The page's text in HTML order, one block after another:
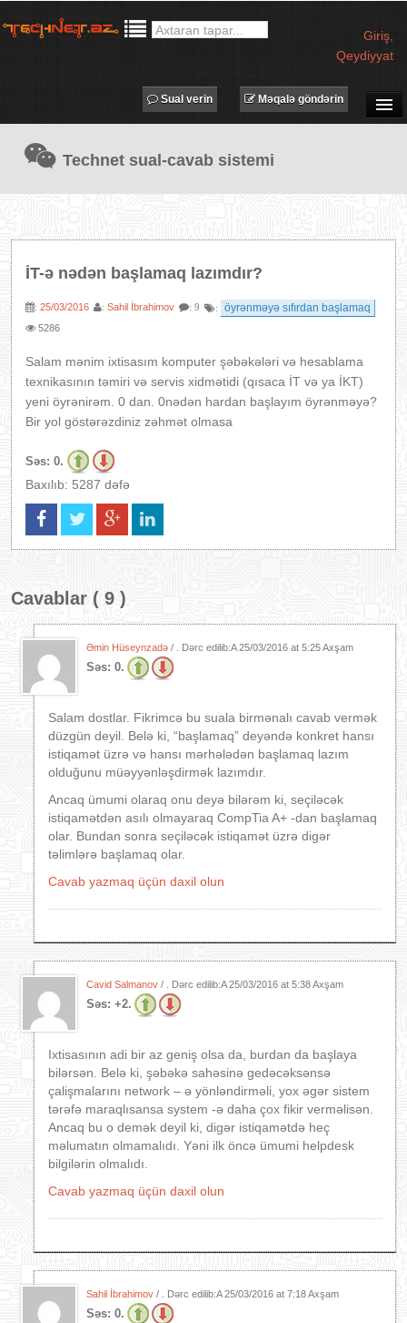
Giriş
Qeydiyyat
TECHNET TV
MƏQALƏLƏR
PROQRAMLAR
AVADANLIQLAR
XƏBƏRLƏR
Məqalə göndərin
Sual verin
Technet sual-cavab sistemi
İT-ə nədən başlamaq lazımdır?
: 25/03/2016 : Sahil İbrahimov : 9 : öyrənməyə sıfırdan başlamaq
5286
Salam mənim ixtisasım komputer şəbəkələri və hesablama
texnikasının təmiri və servis xidmətidi (qısaca İT və ya İKT)
yeni öyrənirəm. 0 dan. 0nədən hardan başlayım öyrənməyə?
Bir yol göstərəzdiniz zəhmət olmasa
Səs: 0.
Baxılıb: 5287 dəfə
Cavablar ( 9 )
Əmin Hüseynzadə / . Dərc edilib:A25/03/2016 at 5:25 Axşam
Səs: 0.
Salam dostlar. Fikrimcə bu suala birmənalı cavab vermək
düzgün deyil. Belə ki, “başlamaq” deyəndə konkret hansı
istiqamət üzrə və hansı mərhələdən başlamaq lazım
olduğunu müəyyənləşdirmək lazımdır.
Ancaq ümumi olaraq onu deyə bilərəm ki, seçiləcək
istiqamətdən asılı olmayaraq CompTia A+ -dan başlamaq
olar. Bundan sonra seçiləcək istiqamət üzrə digər
təlimlərə başlamaq olar.
Cavab yazmaq üçün daxil olun
Cavid Salmanov / . Dərc edilib:A25/03/2016 at 5:38 Axşam
Səs: +2.
Ixtisasının adi bir az geniş olsa da, burdan da başlaya
bilərsən. Belə ki, şəbəkə sahəsinə gedəcəksənsə
çalişmalarını network – ə yönləndirməli, yox əgər sistem
tərəfə maraqlısansa system -ə daha çox fikir verməlisən.
Ancaq bu o demək deyil ki, digər istiqamətdə heç
məlumatın olmamalıdı. Yəni ilk öncə ümumi helpdesk
bilgilərin olmalıdı.
Cavab yazmaq üçün daxil olun
Sahil İbrahimov / . Dərc edilib:A25/03/2016 at 7:18 Axşam
Səs: 0.